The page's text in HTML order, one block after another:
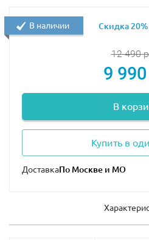
12 490
9 990
В
Купить в
Доставка
В наличии Скидка 20%